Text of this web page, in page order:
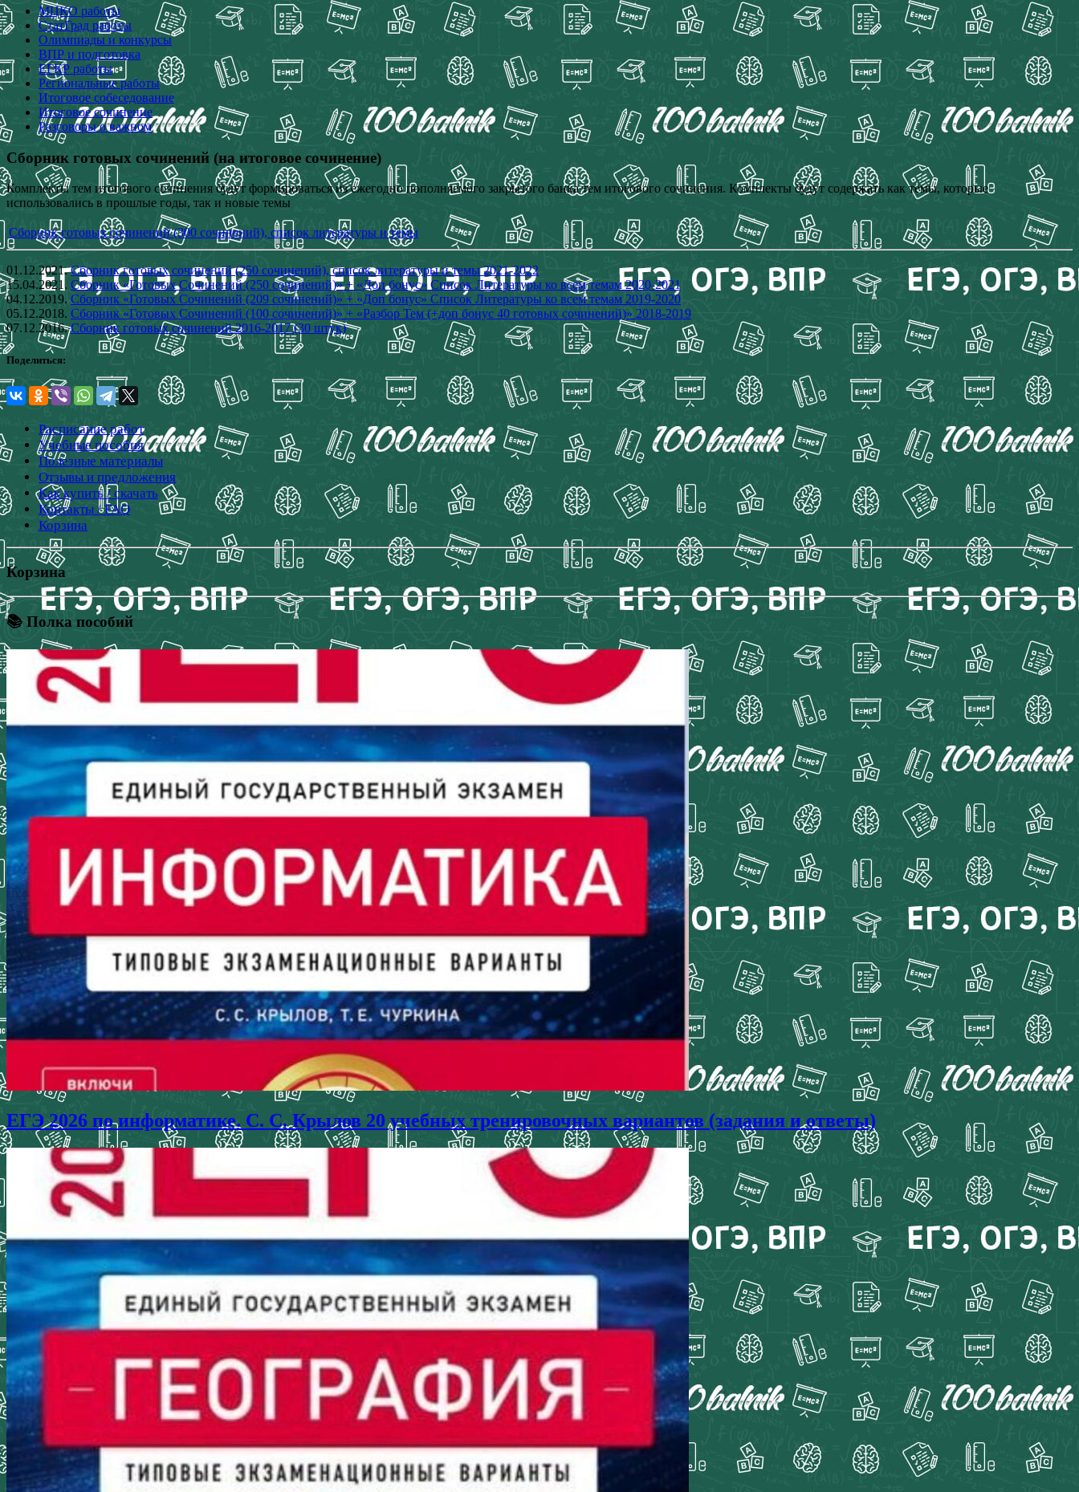
МЦКО работы
СтатГрад работы
Олимпиады и конкурсы
ВПР и подготовка
ЕГКР работы
Региональные работы
Итоговое собеседование
Итоговое сочинение
Разговоры о важном
Сборник готовых сочинений (на итоговое сочинение)
Комплекты тем итогового сочинения будут формироваться из ежегодно пополняемого закрытого банка тем итогового сочинения. Комплекты будут содержать как темы, которые
использовались в прошлые годы, так и новые темы
Сборник готовых сочинений (300 сочинений), список литературы и темы
01.12.2021.Сборник готовых сочинений (250 сочинений), список литературы и темы 2021-2022
15.04.2021. Сборник «Готовых Сочинений (250 сочинений)» + «Доп бонус» Список Литературы ко всем темам 2020-2021
04.12.2019. Сборник «Готовых Сочинений (209 сочинений)» + «Доп бонус» Список Литературы ко всем темам 2019-2020
05.12.2018. Сборник «Готовых Сочинений (100 сочинений)» + «Разбор Тем (+доп бонус 40 готовых сочинений)» 2018-2019
07.12.2016.Сборник готовых сочинений 2016-2017 (30 штук)
Поделиться:
Расписание работ
Учебные пособия
Полезные материалы
Отзывы и предложения
Как купить / скачать
Контакты / FAQ
Корзина
Корзина
📚 Полка пособий
ЕГЭ 2026 по информатике. С. С. Крылов 20 учебных тренировочных вариантов (задания и ответы)